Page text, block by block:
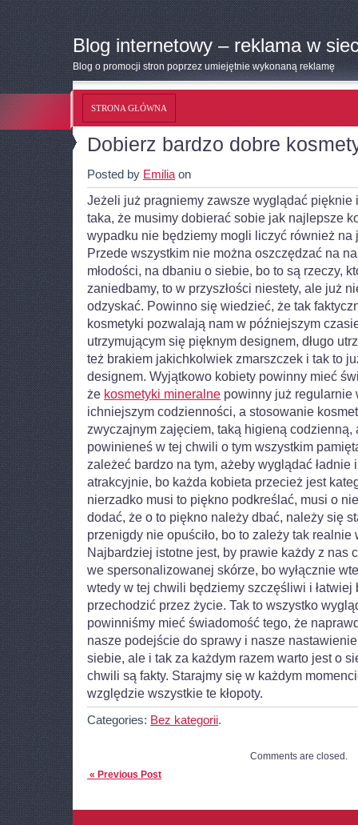
Blog internetowy – reklama w
Blog o promocji stron poprzez umiejętnie wykonaną reklamę
STRONA GŁÓWNA
Dobierz bardzo dobre
Posted by Emilia on
Jeżeli już pragniemy zawsze wyglądać pięknie
taka, że musimy dobierać sobie jak najlepsze
wypadku nie będziemy mogli liczyć również na
Przede wszystkim nie można oszczędzać na
młodości, na dbaniu o siebie, bo to są rzeczy,
zaniedbamy, to w przyszłości niestety, ale już
odzyskać. Powinno się wiedzieć, że tak
kosmetyki pozwalają nam w późniejszym
utrzymującym się pięknym designem, długo
też brakiem jakichkolwiek zmarszczek i tak to
designem. Wyjątkowo kobiety powinny mieć
że kosmetyki mineralne powinny już regularnie
ichniejszym codzienności, a stosowanie
zwyczajnym zajęciem, taką higieną codzienną,
powinieneś w tej chwili o tym wszystkim
zależeć bardzo na tym, ażeby wyglądać ładnie
atrakcyjnie, bo każda kobieta przecież jest
nierzadko musi to piękno podkreślać, musi o
dodać, że o to piękno należy dbać, należy się
przenigdy nie opuściło, bo to zależy tak realnie
Najbardziej istotne jest, by prawie każdy z nas
we spersonalizowanej skórze, bo wyłącznie
wtedy w tej chwili będziemy szczęśliwi i łatwiej
przechodzić przez życie. Tak to wszystko
powinniśmy mieć świadomość tego, że
nasze podejście do sprawy i nasze
siebie, ale i tak za każdym razem warto jest o
chwili są fakty. Starajmy się w każdym
względzie wszystkie te kłopoty.
Categories: Bez kategorii.
Comments are closed.
« Previous Post